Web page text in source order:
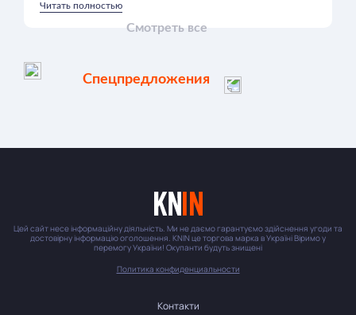
Смотреть все
Читать полностью
Спецпредложения
Цей сайт несе інформаційну діяльність. Ми не даємо гарантуємо здійснення угоди та
достовірну інформацію оголошення. KNIN це торгова марка в Україні Віримо у
перемогу України! Окупанти будуть знищені
Политика конфиденциальности
Контакти